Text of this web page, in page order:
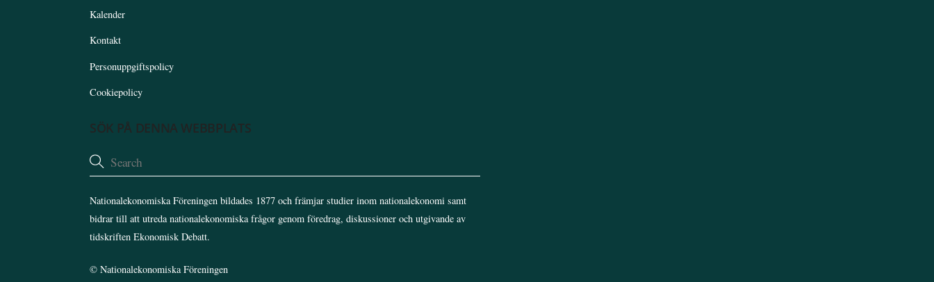
Kalender
Kontakt
Personuppgiftspolicy
Cookiepolicy
SÖK PÅ DENNA WEBBPLATS
Nationalekonomiska Föreningen bildades 1877 och främjar studier inom nationalekonomi samt
bidrar till att utreda nationalekonomiska frågor genom föredrag, diskussioner och utgivande av
tidskriften Ekonomisk Debatt.
©Nationalekonomiska Föreningen